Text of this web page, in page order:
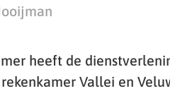
heeft de
Vallei en